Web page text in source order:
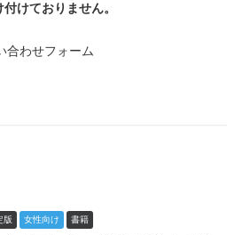
けておりません。
合わせフォーム
版 女性向け 書籍